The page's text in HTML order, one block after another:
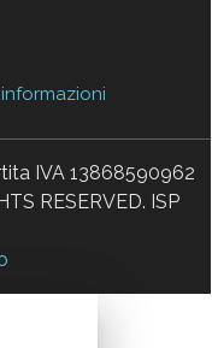
IVA 13868590962
RESERVED. ISP